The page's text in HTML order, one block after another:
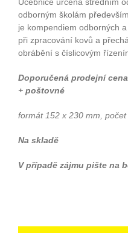
odborným školám
je kompendiem odborných
při zpracování kovů a
obrábění s číslicovým
Doporučená prodejní
+ poštovné
formát 152 x 230 mm,
Na skladě
V případě zájmu pište na